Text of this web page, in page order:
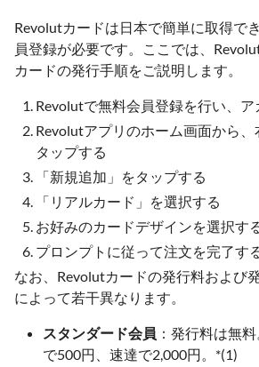
Revolutカードは日本で簡単に取得で
員登録が必要です。ここでは、
カードの発行手順をご説明します。
Revolutで無料会員登録を行い、
Revolutアプリのホーム画面から
タップする
「新規追加」をタップする
「リアルカード」を選択する
お好みのカードデザインを選択す
プロンプトに従って注文を完了す
なお、Revolutカードの発行料および
によって若干異なります。
スタンダード会員 ：発行料は無
で500円、速達で2,000円。*(1)